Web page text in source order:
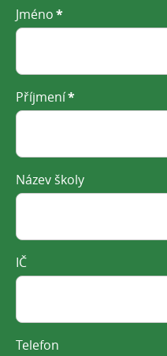
Jméno*
Příjmení*
Název školy
IČ
Telefon